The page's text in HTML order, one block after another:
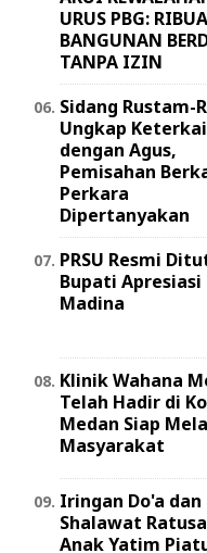
URUS PBG:
BANGUNAN
TANPA IZIN
Sidang Rustam-
Ungkap
dengan Agus,
Pemisahan
Perkara
Dipertanyakan
PRSU Resmi
Bupati Apresiasi
Madina
Klinik Wahana
Telah Hadir di
Medan Siap
Masyarakat
Iringan Do'a dan
Shalawat
Anak Yatim